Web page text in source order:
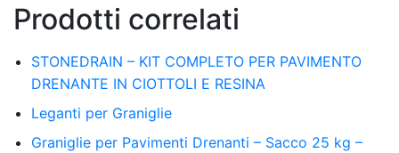
Prodotti correlati
STONEDRAIN – KIT COMPLETO PER PAVIMENTO
DRENANTE IN CIOTTOLI E RESINA
Leganti per Graniglie
Graniglie per Pavimenti Drenanti – Sacco 25 kg –